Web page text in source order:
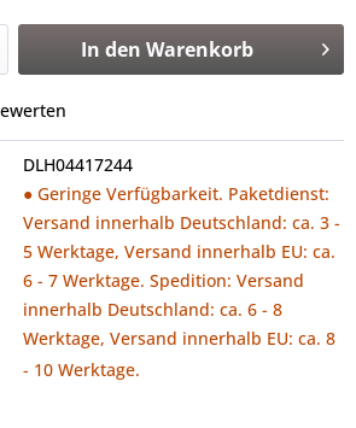
In den Warenkorb
DLH04417244
● Geringe Verfügbarkeit. Paketdienst:
Versand innerhalb Deutschland: ca. 3 -
5 Werktage, Versand innerhalb EU: ca.
6 - 7 Werktage. Spedition: Versand
innerhalb Deutschland: ca. 6 - 8
Werktage, Versand innerhalb EU: ca. 8
- 10 Werktage.